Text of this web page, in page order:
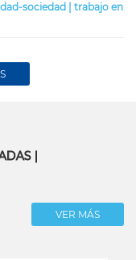
sociedad | trabajo en
|
VER MÁS